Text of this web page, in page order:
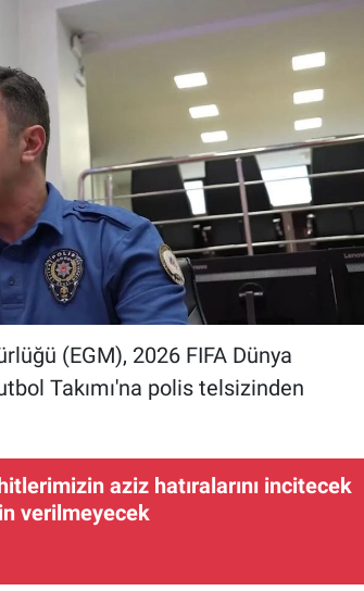
(EGM), 2026 FIFA Dünya
Takımı'na polis telsizinden
aziz hatıralarını incitecek
verilmeyecek